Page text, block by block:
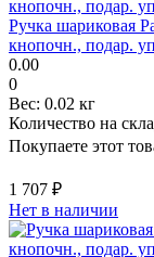
Ручка шариковая
кнопочн., подар.
0.00
0
Вес: 0.02 кг
Количество на
Покупаете этот
1 707 ₽
Нет в наличии